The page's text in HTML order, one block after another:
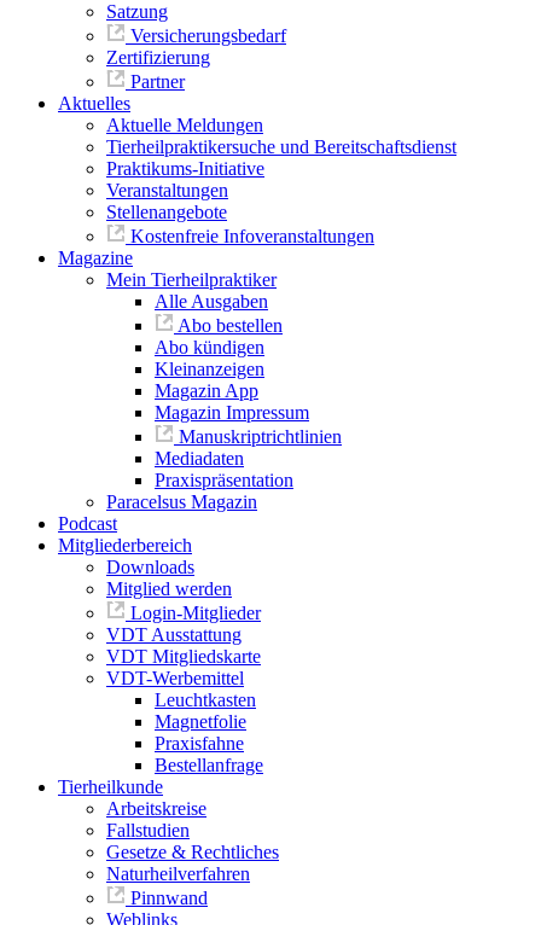
Satzung
Versicherungsbedarf
Zertifizierung
Partner
Aktuelles
Aktuelle Meldungen
Tierheilpraktikersuche und Bereitschaftsdienst
Praktikums-Initiative
Veranstaltungen
Stellenangebote
Kostenfreie Infoveranstaltungen
Magazine
Mein Tierheilpraktiker
Alle Ausgaben
Abo bestellen
Abo kündigen
Kleinanzeigen
Magazin App
Magazin Impressum
Manuskriptrichtlinien
Mediadaten
Praxispräsentation
Paracelsus Magazin
Podcast
Mitgliederbereich
Downloads
Mitglied werden
Login-Mitglieder
VDT Ausstattung
VDT Mitgliedskarte
VDT-Werbemittel
Leuchtkasten
Magnetfolie
Praxisfahne
Bestellanfrage
Tierheilkunde
Arbeitskreise
Fallstudien
Gesetze & Rechtliches
Naturheilverfahren
Pinnwand
Weblinks